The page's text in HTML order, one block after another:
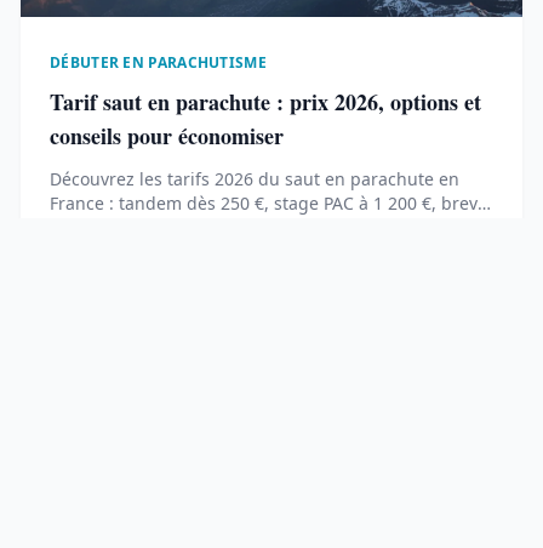
DÉBUTER EN PARACHUTISME
Tarif saut en parachute : prix 2026, options et
conseils pour économiser
Découvrez les tarifs 2026 du saut en parachute en
France : tandem dès 250 €, stage PAC à 1 200 €, brevet